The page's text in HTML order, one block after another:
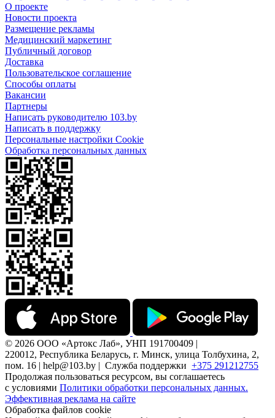
О проекте
Новости проекта
Размещение рекламы
Медицинский маркетинг
Публичный договор
Доставка
Пользовательское соглашение
Способы оплаты
Вакансии
Партнеры
Написать руководителю 103.by
Написать в поддержку
Персональные настройки Cookie
Обработка персональных данных
© 2026 ООО «Артокс Лаб», УНП 191700409 |
220012, Республика Беларусь, г. Минск, улица Толбухина, 2,
пом. 16 | help@103.by | Служба поддержки +375 291212755
Продолжая пользоваться ресурсом, вы соглашаетесь
с условиями Политики обработки персональных данных.
Эффективная реклама на сайте
Обработка файлов cookie